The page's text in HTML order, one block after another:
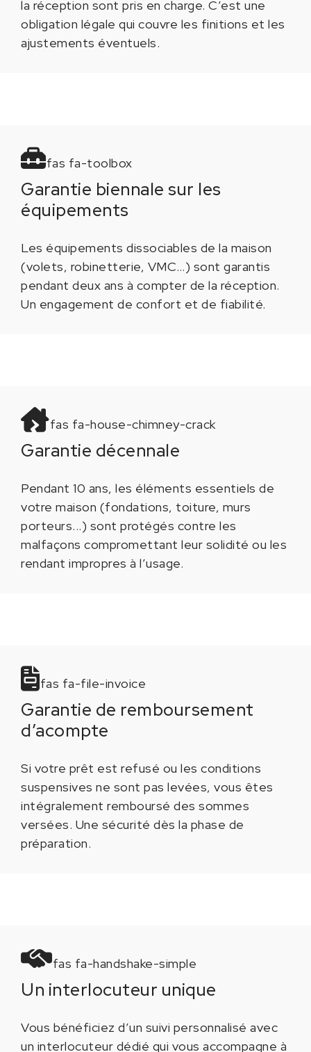
la réception sont pris en charge. C’est une
obligation légale qui couvre les finitions et les
ajustements éventuels.
fas fa-toolbox
Garantie biennale sur les
équipements
Les équipements dissociables de la maison
(volets, robinetterie, VMC…) sont garantis
pendant deux ans à compter de la réception.
Un engagement de confort et de fiabilité.
fas fa-house-chimney-crack
Garantie décennale
Pendant 10 ans, les éléments essentiels de
votre maison (fondations, toiture, murs
porteurs...) sont protégés contre les
malfaçons compromettant leur solidité ou les
rendant impropres à l’usage.
fas fa-file-invoice
Garantie de remboursement
d’acompte
Si votre prêt est refusé ou les conditions
suspensives ne sont pas levées, vous êtes
intégralement remboursé des sommes
versées. Une sécurité dès la phase de
préparation.
fas fa-handshake-simple
Un interlocuteur unique
Vous bénéficiez d’un suivi personnalisé avec
un interlocuteur dédié qui vous accompagne à